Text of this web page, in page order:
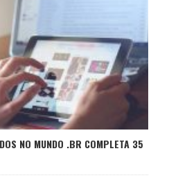
NO MUNDO .BR COMPLETA 35